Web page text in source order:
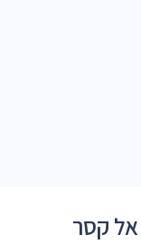
אל קסר